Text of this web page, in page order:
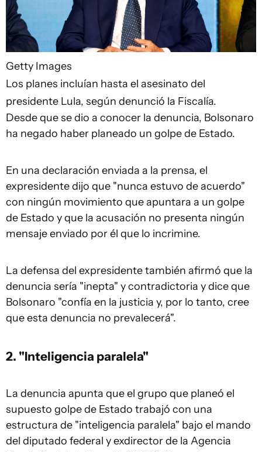
Getty Images
Los planes incluían hasta el asesinato del
presidente Lula, según denunció la Fiscalía.
Desde que se dio a conocer la denuncia, Bolsonaro
ha negado haber planeado un golpe de Estado.
En una declaración enviada a la prensa, el
expresidente dijo que "nunca estuvo de acuerdo"
con ningún movimiento que apuntara a un golpe
de Estado y que la acusación no presenta ningún
mensaje enviado por él que lo incrimine.
La defensa del expresidente también afirmó que la
denuncia sería "inepta" y contradictoria y dice que
Bolsonaro "confía en la justicia y, por lo tanto, cree
que esta denuncia no prevalecerá".
2. "Inteligencia paralela"
La denuncia apunta que el grupo que planeó el
supuesto golpe de Estado trabajó con una
estructura de "inteligencia paralela" bajo el mando
del diputado federal y exdirector de la Agencia